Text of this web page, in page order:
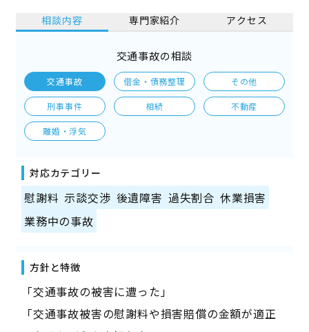
相談内容 専門家紹介 アクセス
交通事故の相談
交通事故 借金・債務整理 その他
刑事事件 相続 不動産
離婚・浮気
対応カテゴリー
慰謝料 示談交渉 後遺障害 過失割合 休業損害
業務中の事故
方針と特徴
「交通事故の被害に遭った」
「交通事故被害の慰謝料や損害賠償の金額が適正